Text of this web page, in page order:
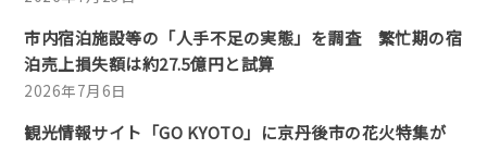
市内宿泊施設等の「人手不足の実態」を調査 繁忙期の宿
泊売上損失額は約27.5億円と試算
2026年7月6日
観光情報サイト「GO KYOTO」に京丹後市の花火特集が